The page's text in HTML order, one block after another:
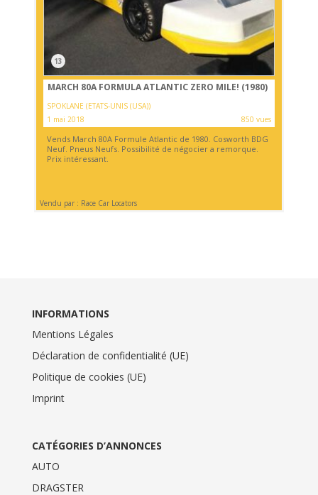
13
MARCH 80A FORMULA ATLANTIC ZERO MILE! (1980)
SPOKLANE (ETATS-UNIS (USA))
1 mai 2018
850 vues
Vends March 80A Formule Atlantic de 1980. Cosworth BDG
Neuf. Pneus Neufs. Possibilité de négocier a remorque.
Prix intéressant.
Vendu par : Race Car Locators
INFORMATIONS
Mentions Légales
Déclaration de confidentialité (UE)
Politique de cookies (UE)
Imprint
CATÉGORIES D’ANNONCES
AUTO
DRAGSTER